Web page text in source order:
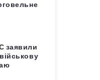
заявили